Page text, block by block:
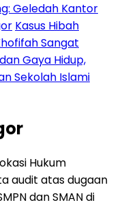
Geledah Kantor
Kasus Hibah
Sangat
Gaya Hidup,
Sekolah Islami